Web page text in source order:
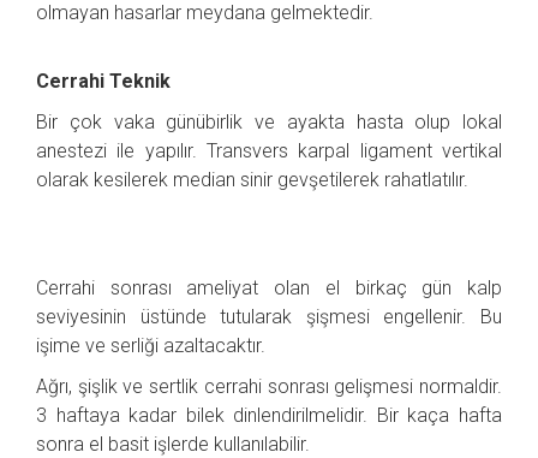
olmayan hasarlar meydana gelmektedir.
Cerrahi Teknik
Bir çok vaka günübirlik ve ayakta hasta olup lokal
anestezi ile yapılır. Transvers karpal ligament vertikal
olarak kesilerek median sinir gevşetilerek rahatlatılır.
Cerrahi sonrası ameliyat olan el birkaç gün kalp
seviyesinin üstünde tutularak şişmesi engellenir. Bu
işime ve serliği azaltacaktır.
Ağrı, şişlik ve sertlik cerrahi sonrası gelişmesi normaldir.
3 haftaya kadar bilek dinlendirilmelidir. Bir kaça hafta
sonra el basit işlerde kullanılabilir.